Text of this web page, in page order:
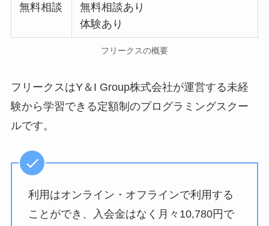
無料相談
無料相談あり
体験あり
フリークスの概要
フリークスはY＆I Group株式会社が運営する未経
験から学習できる定額制のプログラミングスクー
ルです。
利用はオンライン・オフラインで利用する
ことができ、入会金はなく月々10,780円で